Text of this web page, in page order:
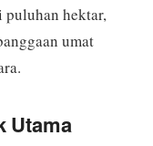
puluhan hektar,
umat
Utama